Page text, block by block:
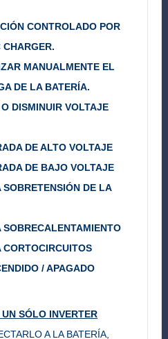
CONTROLADO POR
CHARGER.
MANUALMENTE EL
DE LA BATERÍA.
DISMINUIR VOLTAJE
DE ALTO VOLTAJE
DE BAJO VOLTAJE
DE LA
SOBRECALENTAMIENTO
CORTOCIRCUITOS
/ APAGADO
SÓLO INVERTER
A LA BATERÍA,